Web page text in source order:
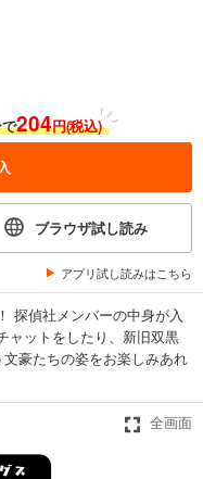
204円(税込)
ブラウザ試し読み
アプリ試し読みはこちら
探偵社メンバーの中身が入
ャットをしたり、新旧双黒
豪たちの姿をお楽しみあれ
全画面